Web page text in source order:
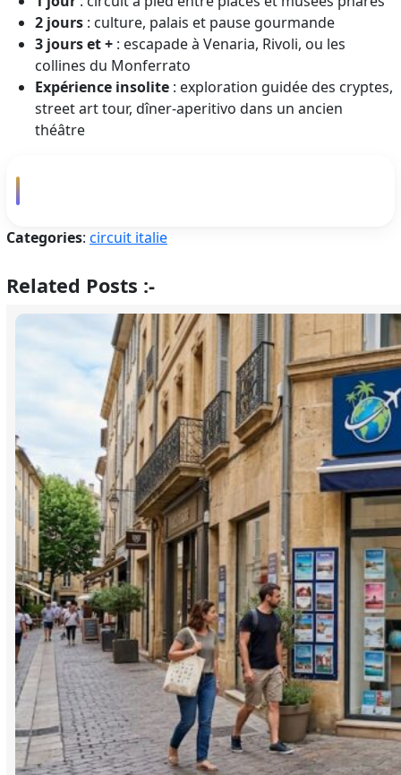
2 jours : culture, palais et pause gourmande
3 jours et + : escapade à Venaria, Rivoli, ou les
collines du Monferrato
Expérience insolite : exploration guidée des cryptes,
street art tour, dîner-aperitivo dans un ancien
théâtre
Categories:circuit italie
Related Posts :-